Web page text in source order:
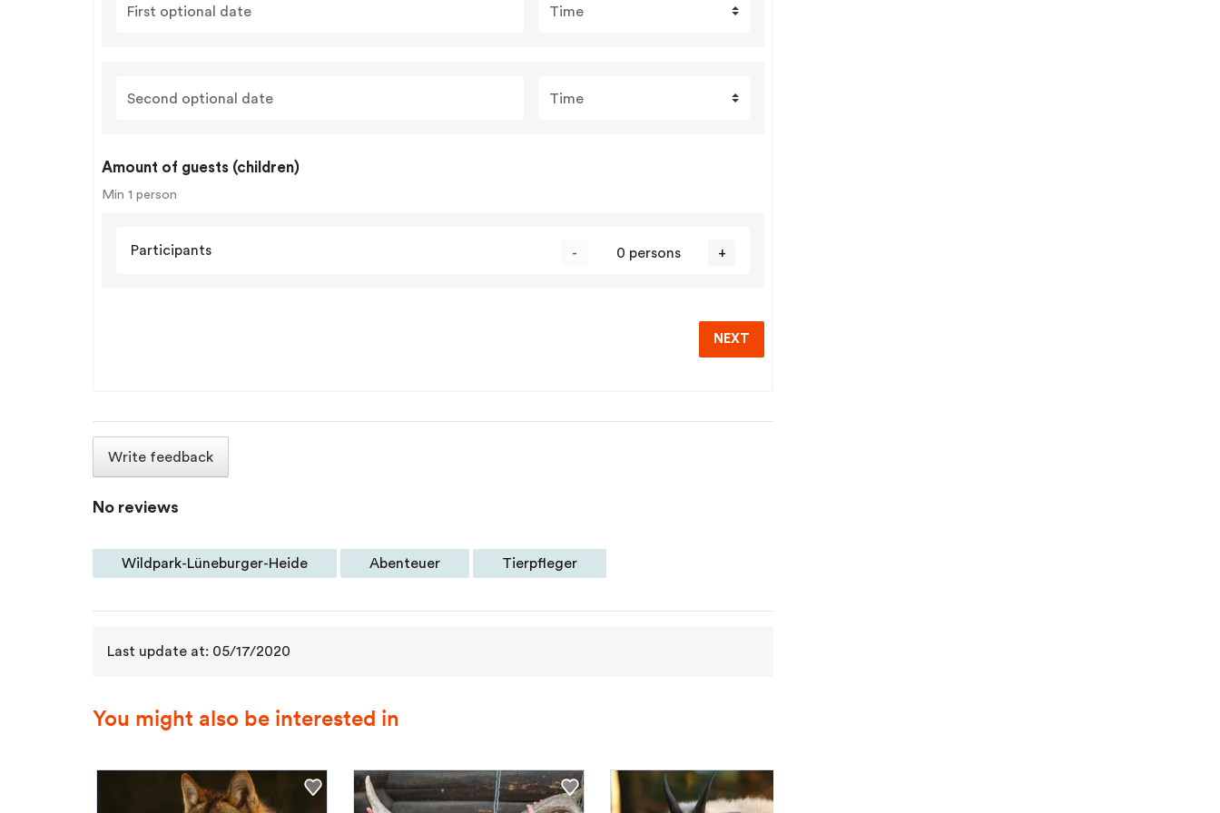
First optional date Time
Second optional date Time
Amount of guests (children)
Min 1 person
Participants - 0 persons +
NEXT
Write feedback
No reviews
Wildpark-Lüneburger-Heide Abenteuer Tierpfleger
Last update at: 05/17/2020
You might also be interested in